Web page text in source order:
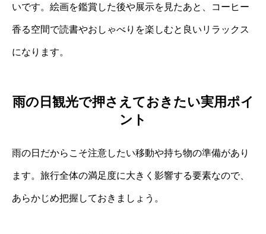
いです。絵画を鑑賞した後や展示を見たあと、コーヒー
香る空間で読書やおしゃべりを楽しむと良いリラックス
になります。
雨の日観光で押さえておきたい実用ポイ
ント
雨の日だからこそ注意したい移動や持ち物の準備があり
ます。旅行全体の満足度に大きく影響する要素なので、
あらかじめ把握しておきましょう。